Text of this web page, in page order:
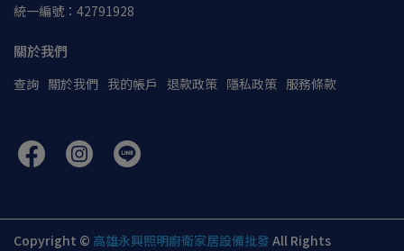
統一編號：42791928
關於我們
查詢 關於我們 我的帳戶 退款政策 隱私政策 服務條款
Copyright © 高雄永興照明廚衛家居設備批發 All Rights